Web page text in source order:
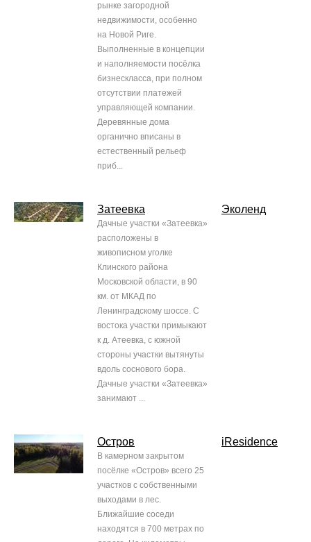
рынке загородной
недвижимости, особенно
на Новой Риге.
Выполненные в концепции
и наполняемости посёлка
бизнескласса, при полном
отсутствии платежей
управляющей компании.
Деревянные дома
органично вписаны в
естественный рельеф
приб...
Затеевка
Дачные участки «Затеевка»
расположены в
живописном уголке
Клинского района
Московской области, в 90
км. от МКАД по
Ленинградскому шоссе. С
востока участки примыкают
к д. Атеевка, с южной
стороны участки вытянуты
вдоль соснового бора.
Дачные участки «Затеевка»
занимают ...
Эколенд
Остров
В камерном закрытом
посёлке «Остров» всего 25
участков с собственными
выходами в лес.
Ближайшие соседи
находятся в 700 метрах по
iResidence